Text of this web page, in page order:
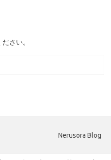
さい。
Nerusora Blog